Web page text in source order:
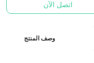
اتصل الآن
وصف المنتج